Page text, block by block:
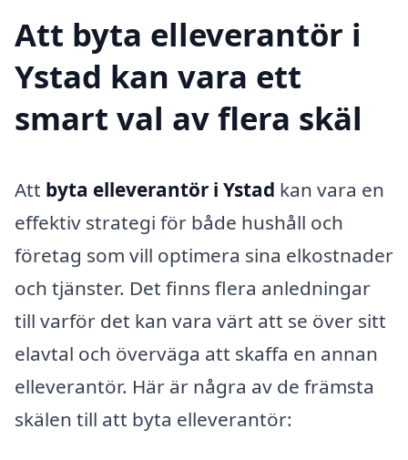
Att byta elleverantör i
Ystad kan vara ett
smart val av flera skäl
Att byta elleverantör i Ystad kan vara en
effektiv strategi för både hushåll och
företag som vill optimera sina elkostnader
och tjänster. Det finns flera anledningar
till varför det kan vara värt att se över sitt
elavtal och överväga att skaffa en annan
elleverantör. Här är några av de främsta
skälen till att byta elleverantör: